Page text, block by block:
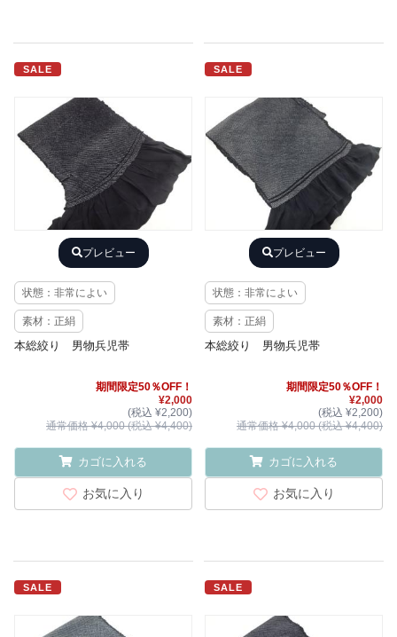
SALE
プレビュー
状態：非常によい
素材：正絹
本総絞り 男物兵児帯
期間限定50％OFF！
¥2,000
(税込 ¥2,200)
通常価格 ¥4,000 (税込 ¥4,400)
カゴに入れる
お気に入り
SALE
プレビュー
状態：非常によい
素材：正絹
本総絞り 男物兵児帯
期間限定50％OFF！
¥2,000
(税込 ¥2,200)
通常価格 ¥4,000 (税込 ¥4,400)
カゴに入れる
お気に入り
SALE SALE